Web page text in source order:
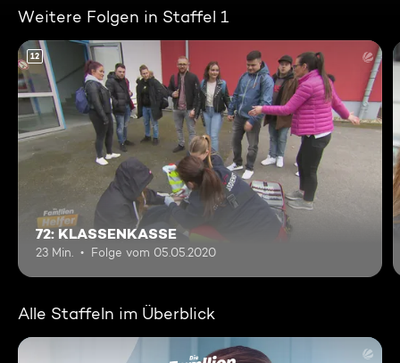
Weitere Folgen in Staffel 1
12
72: KLASSENKASSE
23 Min. Folge vom 05.05.2020
Alle Staffeln im Überblick